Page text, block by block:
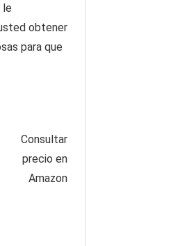
le
obtener
para que
Consultar
precio en
Amazon